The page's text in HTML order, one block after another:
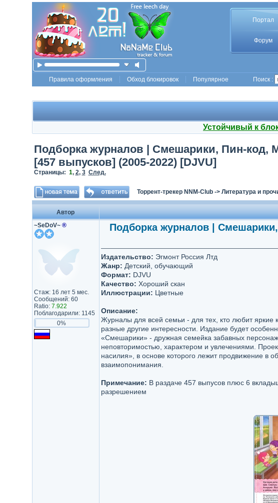
Портал
Форум
Правила оформления Обход блокировок Популярное Поиск :
Устойчивый к
Подборка журналов | Смешарики, Пин-код,
[457 выпусков] (2005-2022) [DJVU]
Страницы: 1, 2, 3 След.
Торрент-трекер NNM-Club-> Литература и
Автор
~SeDoV~ ®
Стаж: 16 лет 5 мес.
Сообщений: 60
Ratio: 7.922
Поблагодарили: 1145
0%
Подборка журналов |
Издательство: Эгмонт Россия Лтд
Жанр: Детский, обучающий
Формат: DJVU
Качество: Хороший скан
Иллюстрации: Цветные
Описание:
Журналы для всей семьи - для тех, кто любит яркие
разные другие интересности. Издание будет
«Смешарики» - дружная семейка забавных
неповторимостью, характером и увлечениями.
насилия», в основе которого лежит продвижение в
взаимопонимания.
Примечание: В раздаче 457 выпусов плюс 6
разрешением